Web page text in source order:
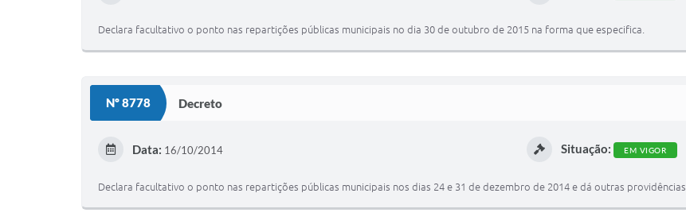
Declara facultativo o ponto nas repartições públicas municipais no dia 30 de outubro de 2015 na forma que especifica.
Nº 8778 Decreto
Data: 16/10/2014 Situação: EM VIGOR
Declara facultativo o ponto nas repartições públicas municipais nos dias 24 e 31 de dezembro de 2014 e dá outras providências.